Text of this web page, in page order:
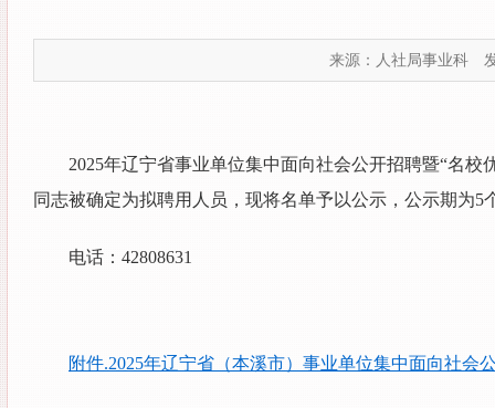
来源：人社局事业科
2025年辽宁省事业单位集中面向社会公开招聘暨“名
同志被确定为拟聘用人员，现将名单予以公示，公示期为5
电话：42808631
附件.2025年辽宁省（本溪市）事业单位集中面向社会